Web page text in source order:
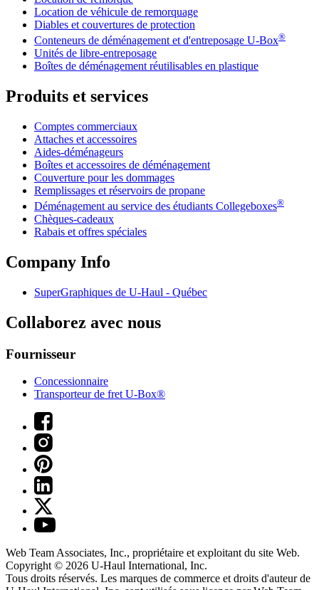
Location de véhicule de remorquage
Diables et couvertures de protection
Conteneurs de déménagement et d'entreposage U-Box®
Unités de libre-entreposage
Boîtes de déménagement réutilisables en plastique
Produits et services
Comptes commerciaux
Attaches et accessoires
Aides-déménageurs
Boîtes et accessoires de déménagement
Couverture pour les dommages
Remplissages et réservoirs de propane
Déménagement au service des étudiants Collegeboxes®
Chèques-cadeaux
Rabais et offres spéciales
Company Info
SuperGraphiques de U-Haul - Québec
Collaborez avec nous
Fournisseur
Concessionnaire
Transporteur de fret U-Box®
Web Team Associates, Inc., propriétaire et exploitant du site Web.
Copyright © 2026 U-Haul International, Inc.
Tous droits réservés. Les marques de commerce et droits d'auteur de